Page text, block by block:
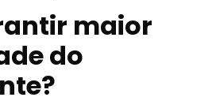
maior
do